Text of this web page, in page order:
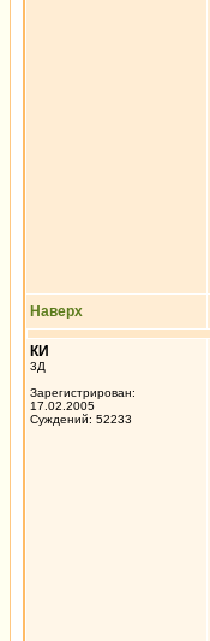
Наверх
КИ
3Д
Зарегистрирован:
17.02.2005
Суждений: 52233